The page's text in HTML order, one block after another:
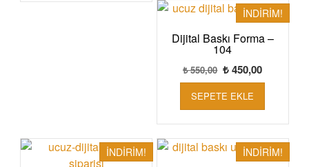
İNDIRIM!
Dijital Baskı Forma –
104
₺550,00 Orijinal
fiyat:
₺ 550,00.
₺450,00Şu
andaki
₺ 450,00.
SEPETE EKLE
İNDIRIM!
İNDIRIM!